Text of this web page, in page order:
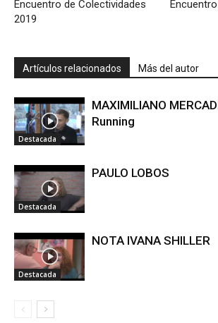
Encuentro de Colectividades
2019
Artículos relacionados Más del autor
Destacada
MAXIMILIANO
Running
Destacada
PAULO LOBOS
Destacada
NOTA IVANA SHILLER